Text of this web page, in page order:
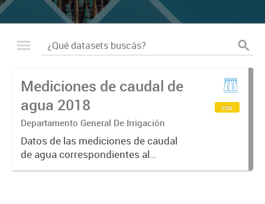
Mediciones de caudal de
agua 2018
Departamento General De Irrigación
Datos de las mediciones de caudal
de agua correspondientes al
Sistema MIDO (Modelo de
csv